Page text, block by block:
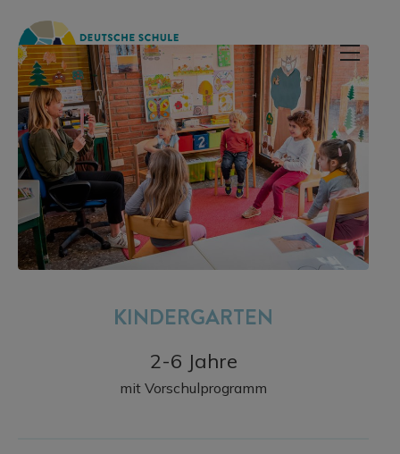
KINDERGARTEN
2-6 Jahre
mit Vorschulprogramm